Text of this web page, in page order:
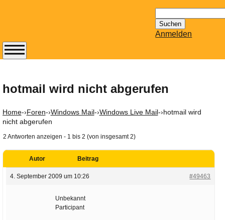
nach:
Anmelden
hotmail wird nicht abgerufen
Home-›Foren-›Windows Mail-›Windows Live Mail-›hotmail wird
nicht abgerufen
2 Antworten anzeigen - 1 bis 2 (von insgesamt 2)
Autor Beitrag
4. September 2009 um 10:26 #49463
Unbekannt
Participant
Abonnieren Sie den
erscheinenden
Mailhilfe.de
kostenlos.
Der ständig aktuelle
Email für Sie
bereithält!
Wie z.B. Outlook,
oder auch
KuNoMail, usw.